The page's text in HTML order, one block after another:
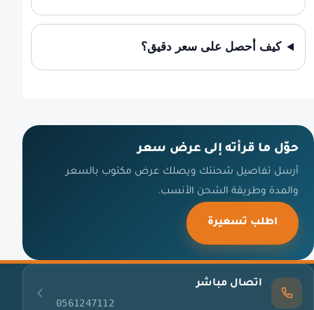
كيف أحصل على سعر دقيق؟
حوّل ما قرأته إلى عرض سعر
أرسل تفاصيل شحنتك ويصلك عرض مكتوب بالسعر
والمدة وطريقة الشحن الأنسب.
اطلب تسعيرة
اتصال مباشر
0561247112